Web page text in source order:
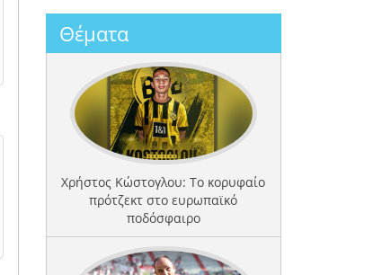
Θέματα
Χρήστος Κώστογλου: Το κορυφαίο
πρότζεκτ στο ευρωπαϊκό
ποδόσφαιρο